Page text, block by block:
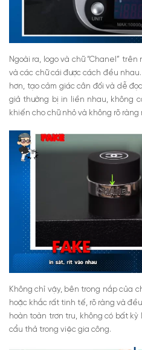
Ngoài ra, logo và chữ “Chanel”
và các chữ cái được cách đều
hơn, tạo cảm giác cân đối và dễ
giả thường bị in liền nhau, không
khiến cho chữ nhỏ và không rõ
Không chỉ vậy, bên trong nắp của
hoặc khắc rất tinh tế, rõ ràng và
hoàn toàn trơn tru, không có bất
cẩu thả trong việc gia công.